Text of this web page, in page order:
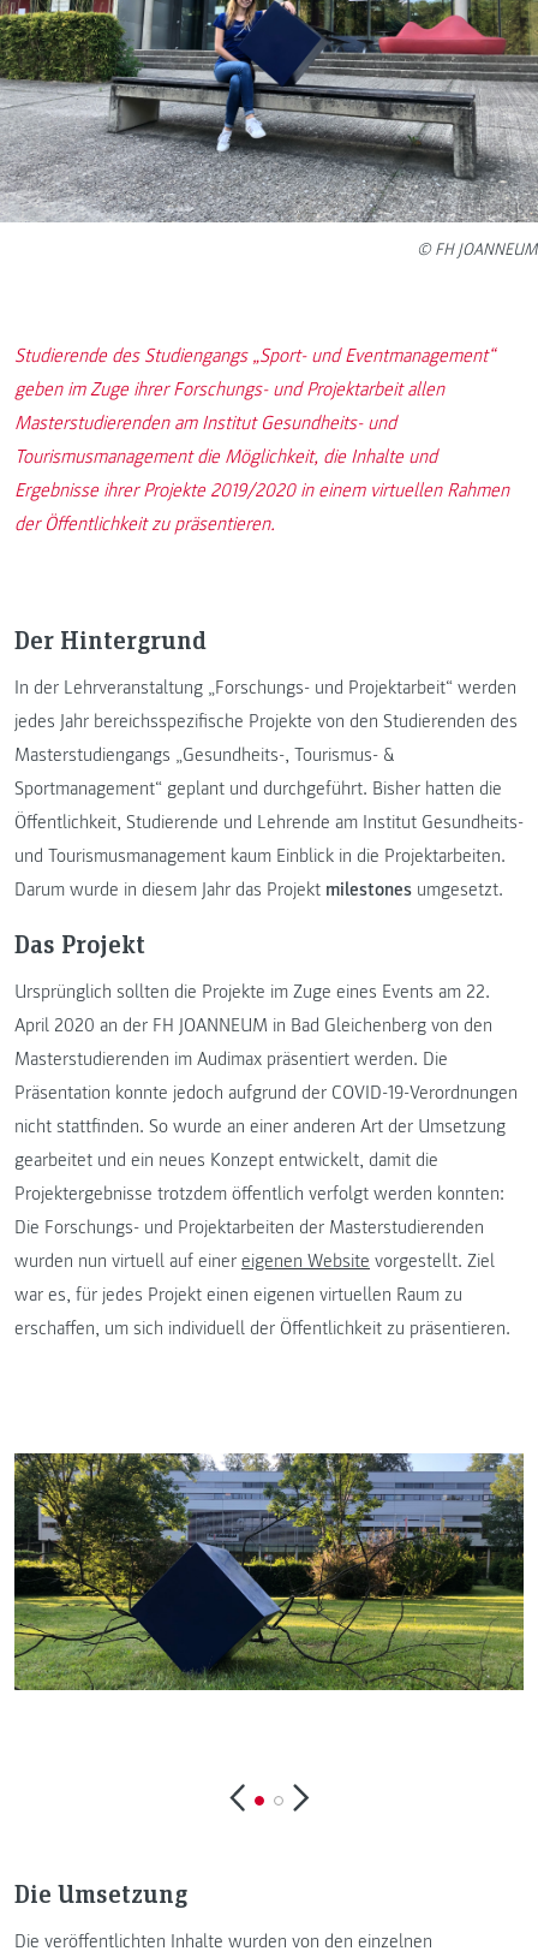
© FH JOANNEUM
Studierende des Studiengangs „Sport- und Eventmanagement“
geben im Zuge ihrer Forschungs- und Projektarbeit allen
Masterstudierenden am Institut Gesundheits- und
Tourismusmanagement die Möglichkeit, die Inhalte und
Ergebnisse ihrer Projekte 2019/2020 in einem virtuellen Rahmen
der Öffentlichkeit zu präsentieren.
Der Hintergrund
In der Lehrveranstaltung „Forschungs- und Projektarbeit“ werden
jedes Jahr bereichsspezifische Projekte von den Studierenden des
Masterstudiengangs „Gesundheits-, Tourismus- &
Sportmanagement“ geplant und durchgeführt. Bisher hatten die
Öffentlichkeit, Studierende und Lehrende am Institut Gesundheits-
und Tourismusmanagement kaum Einblick in die Projektarbeiten.
Darum wurde in diesem Jahr das Projekt milestones umgesetzt.
Das Projekt
Ursprünglich sollten die Projekte im Zuge eines Events am 22.
April 2020 an der FH JOANNEUM in Bad Gleichenberg von den
Masterstudierenden im Audimax präsentiert werden. Die
Präsentation konnte jedoch aufgrund der COVID-19-Verordnungen
nicht stattfinden. So wurde an einer anderen Art der Umsetzung
gearbeitet und ein neues Konzept entwickelt, damit die
Projektergebnisse trotzdem öffentlich verfolgt werden konnten:
Die Forschungs- und Projektarbeiten der Masterstudierenden
wurden nun virtuell auf einer eigenen Website vorgestellt. Ziel
war es, für jedes Projekt einen eigenen virtuellen Raum zu
erschaffen, um sich individuell der Öffentlichkeit zu präsentieren.
Die Umsetzung
Die veröffentlichten Inhalte wurden von den einzelnen